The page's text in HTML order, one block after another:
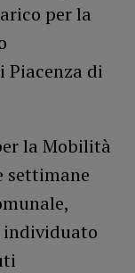
per la
Piacenza di
la Mobilità
settimane
individuato